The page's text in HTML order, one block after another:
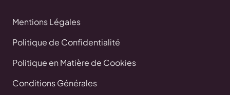
Mentions Légales
Politique de Confidentialité
Politique en Matière de Cookies
Conditions Générales